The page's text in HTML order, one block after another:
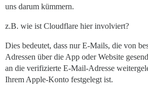
uns darum kümmern.
z.B. wie ist Cloudflare hier involviert?
Dies bedeutet, dass nur E-Mails, die von
Adressen über die App oder Website
an die verifizierte E-Mail-Adresse
Ihrem Apple-Konto festgelegt ist.